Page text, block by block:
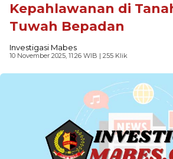
Kepahlawanan di
Tuwah Bepadan
Investigasi Mabes
10 November 2025, 11:26 WIB | 255 Klik